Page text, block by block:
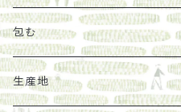
その他
マスコバド糖
陶器
馬目隆宏
絵
紀伊半島ブックマルシェ関連本
らくだ舎出帆室の参考本など
リトルプレス
mario books
海外出版社
包装
ギフトセット
包む
生産地